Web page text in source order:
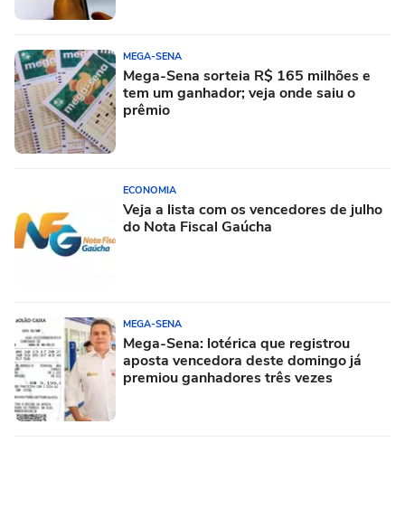
MEGA-SENA
Mega-Sena sorteia R$ 165 milhões e
tem um ganhador; veja onde saiu o
prêmio
ECONOMIA
Veja a lista com os vencedores de julho
do Nota Fiscal Gaúcha
MEGA-SENA
Mega-Sena: lotérica que registrou
aposta vencedora deste domingo já
premiou ganhadores três vezes